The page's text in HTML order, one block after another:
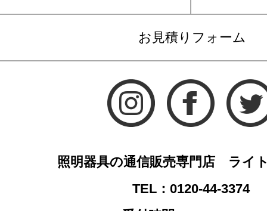
お見積りフォーム
照明器具の通信販売専門店 ライ
TEL：0120-44-3374